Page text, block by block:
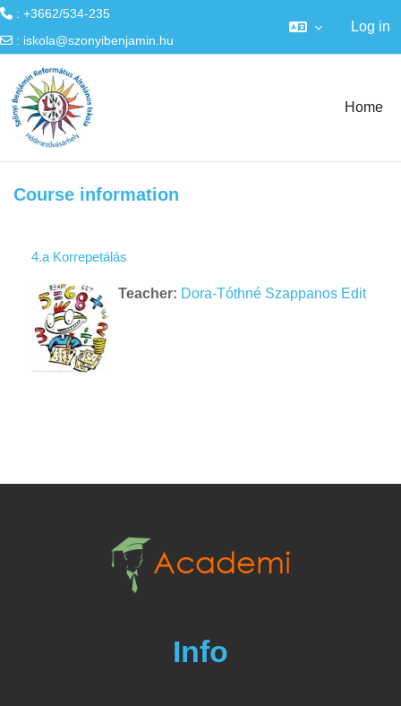
: +3662/534-235
: iskola@szonyibenjamin.hu
Log in
Home
Course information
4.a Korrepetálás
Teacher: Dora-Tóthné Szappanos Edit
Info